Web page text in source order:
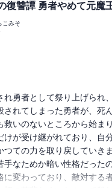
復讐譚 勇者やめて元魔
こみそ
れ勇者として祭り上げられ
されてしまった勇者が、死
いのないところから始まり
けが受け継がれており、自
ての力を取り戻していきま
手なためか暗い性格だった
に変わっており、敵対する